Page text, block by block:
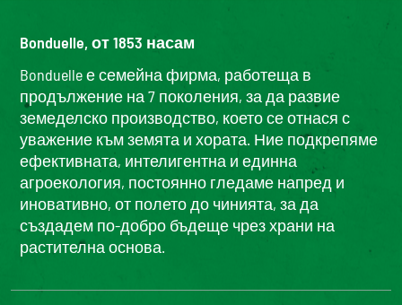
Bonduelle, от 1853 насам
Bonduelle е семейна фирма, работеща в
продължение на 7 поколения, за да развие
земеделско производство, което се отнася с
уважение към земята и хората. Ние подкрепяме
ефективната, интелигентна и единна
агроекология, постоянно гледаме напред и
иновативно, от полето до чинията, за да
създадем по-добро бъдеще чрез храни на
растителна основа.